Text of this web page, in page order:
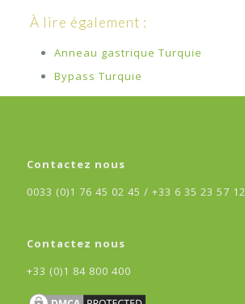
À lire également :
Anneau gastrique Turquie
Bypass Turquie
Contactez nous
0033 (0)1 76 45 02 45 / +33 6 35 23 57 12
Contactez nous
+33 (0)1 84 800 400